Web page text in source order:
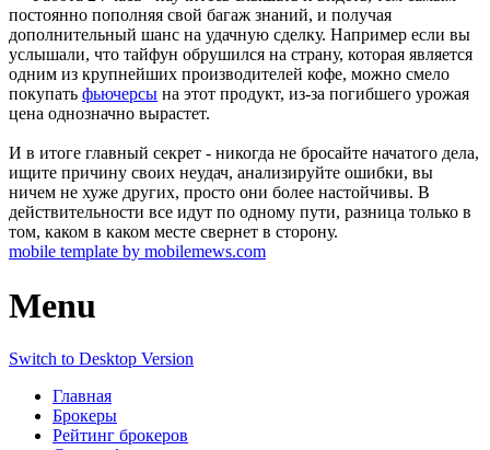
постоянно пополняя свой багаж знаний, и получая
дополнительный шанс на удачную сделку. Например если вы
услышали, что тайфун обрушился на страну, которая является
одним из крупнейших производителей кофе, можно смело
покупать фьючерсы на этот продукт, из-за погибшего урожая
цена однозначно вырастет.
И в итоге главный секрет - никогда не бросайте начатого дела,
ищите причину своих неудач, анализируйте ошибки, вы
ничем не хуже других, просто они более настойчивы. В
действительности все идут по одному пути, разница только в
том, каком в каком месте свернет в сторону.
mobile template by mobilemews.com
Menu
Switch to Desktop Version
Главная
Брокеры
Рейтинг брокеров